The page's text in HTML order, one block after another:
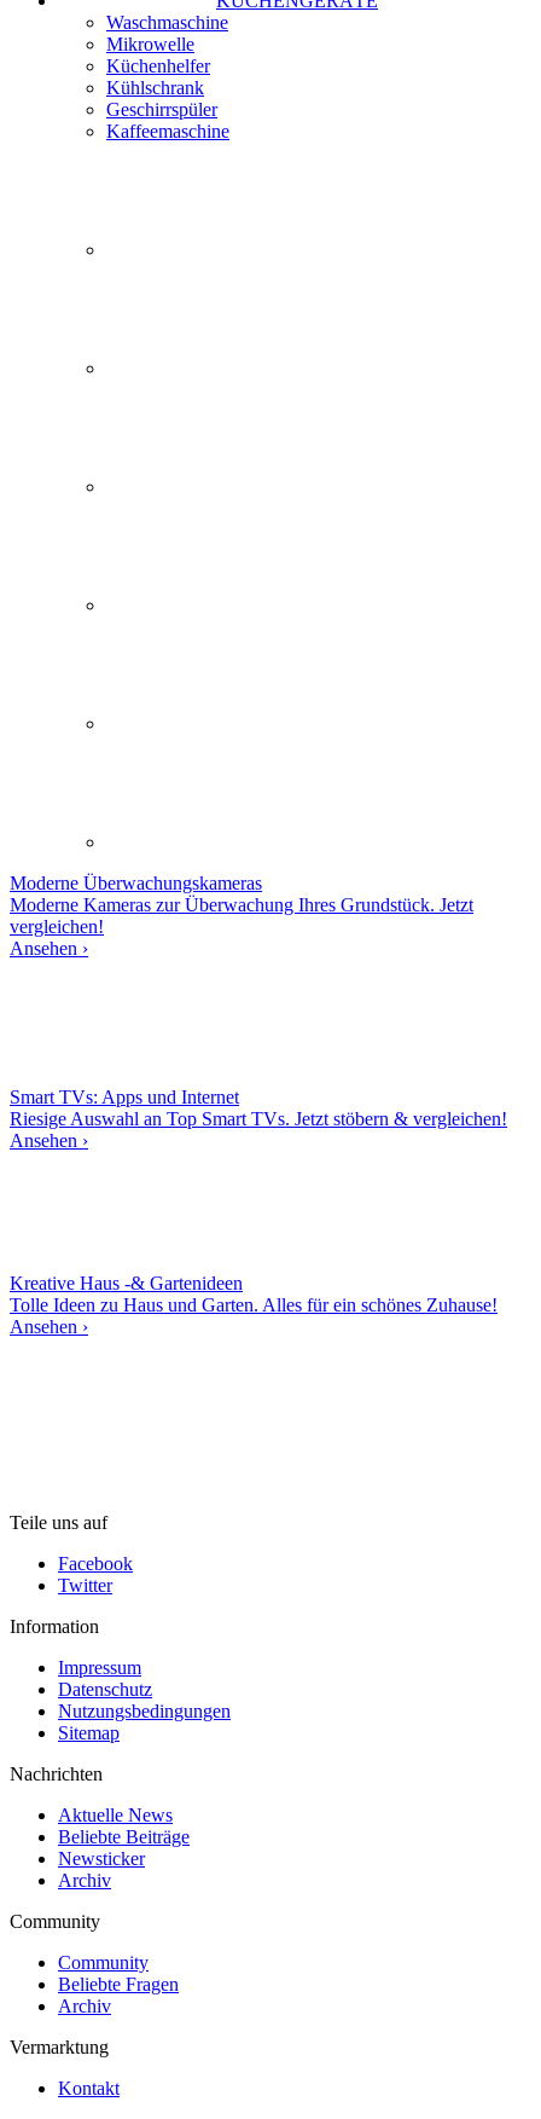
Waschmaschine
Mikrowelle
Küchenhelfer
Kühlschrank
Geschirrspüler
Kaffeemaschine
Moderne Überwachungskameras
Moderne Kameras zur Überwachung Ihres Grundstück. Jetzt
vergleichen!
Ansehen ›
Smart TVs: Apps und Internet
Riesige Auswahl an Top Smart TVs. Jetzt stöbern & vergleichen!
Ansehen ›
Kreative Haus -& Gartenideen
Tolle Ideen zu Haus und Garten. Alles für ein schönes Zuhause!
Ansehen ›
Teile uns auf
Facebook
Twitter
Information
Impressum
Datenschutz
Nutzungsbedingungen
Sitemap
Nachrichten
Aktuelle News
Beliebte Beiträge
Newsticker
Archiv
Community
Community
Beliebte Fragen
Archiv
Vermarktung
Kontakt